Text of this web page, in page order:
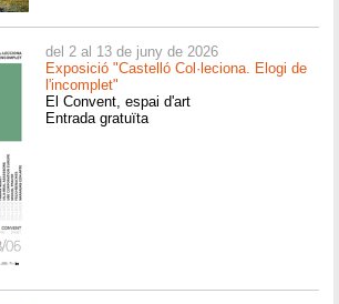
del 2 al 13 de juny de 2026
Exposició "Castelló Col·leciona. Elogi de
l'incomplet"
El Convent, espai d'art
Entrada gratuïta